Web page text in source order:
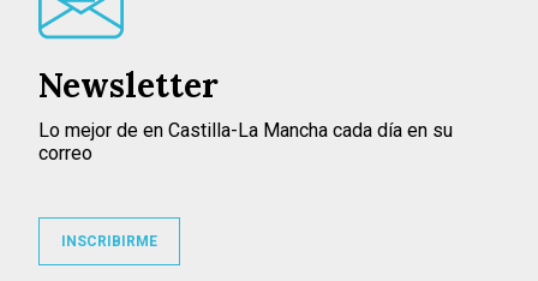
Newsletter
Lo mejor de en Castilla-La Mancha cada día en su
correo
INSCRIBIRME